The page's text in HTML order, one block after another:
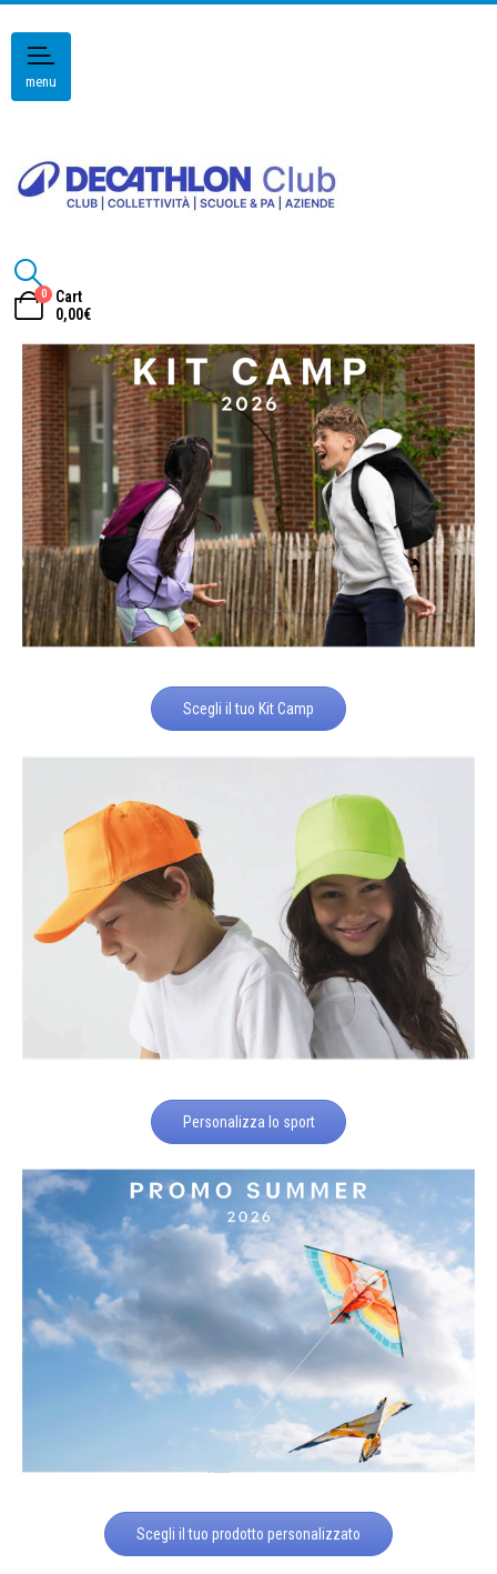
menu
0
Cart
0,00€
Scegli il tuo Kit Camp
Personalizza lo sport
Scegli il tuo prodotto personalizzato